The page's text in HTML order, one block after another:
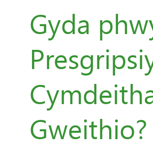
Gyda
Gweithio?